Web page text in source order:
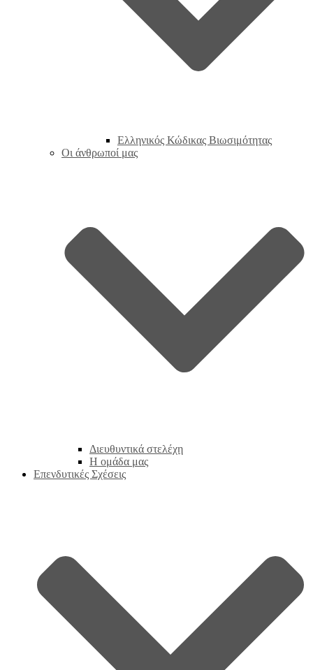
Ελληνικός Κώδικας Βιωσιμότητας
Οι άνθρωποί μας
Διευθυντικά στελέχη
Η ομάδα μας
Επενδυτικές Σχέσεις